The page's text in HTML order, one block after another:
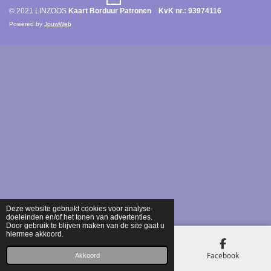
Deze website gebruikt cookies voor analyse-
doeleinden en/of het tonen van advertenties.
Door gebruik te blijven maken van de site gaat u
hiermee akkoord.
Akkoord
© 2021 LINZOOS Kaart Borduur Patronen KvK nr.: 93974116
Powered by JouwWeb
Facebook